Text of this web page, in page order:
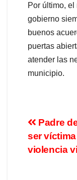
Por último,
gobierno
buenos
puertas
atender las
municipio.
Padre
ser
violencia